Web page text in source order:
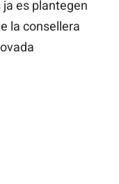
es plantegen
la consellera